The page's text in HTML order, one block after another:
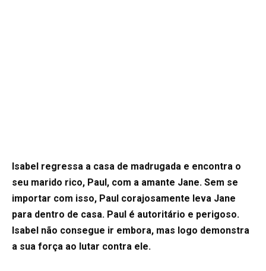
Isabel regressa a casa de madrugada e encontra o
seu marido rico, Paul, com a amante Jane. Sem se
importar com isso, Paul corajosamente leva Jane
para dentro de casa. Paul é autoritário e perigoso.
Isabel não consegue ir embora, mas logo demonstra
a sua força ao lutar contra ele.